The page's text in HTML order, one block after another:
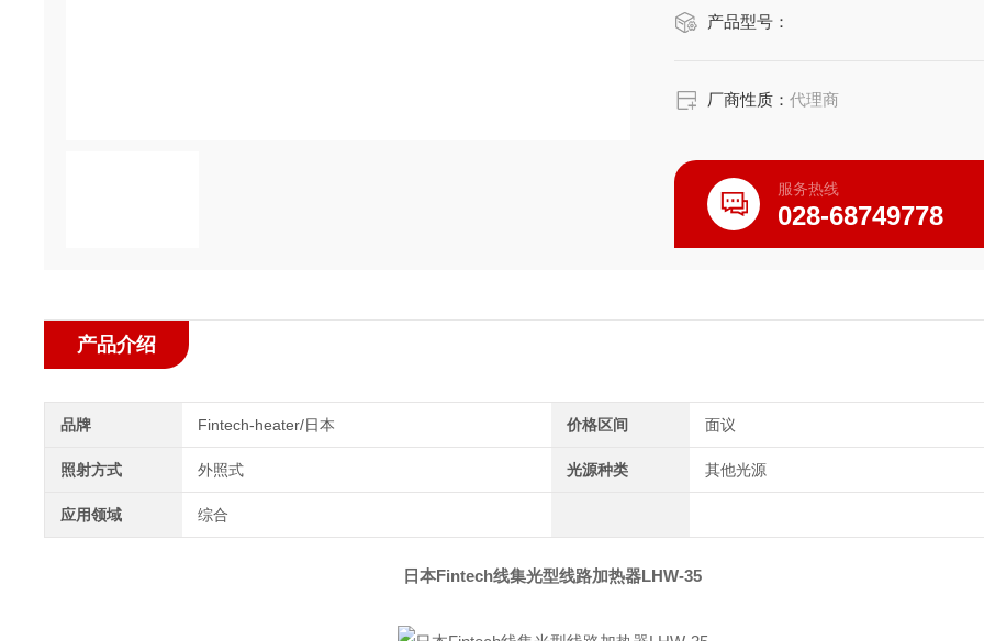
～2秒左右）等优点。
产品型号：
厂商性质：代理商
服务热线
028-68749778
产品介绍
品牌 Fintech-heater/日本 价格区间 面议
照射方式 外照式 光源种类 其他光源
应用领域 综合
日本Fintech线集光型线路加热器LHW-35